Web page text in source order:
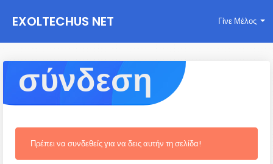
EXOLTECHUS NET
WORK
Γίνε Μέλος
σύνδεση
Πρέπει να συνδεθείς για να δεις αυτήν τη σελίδα!